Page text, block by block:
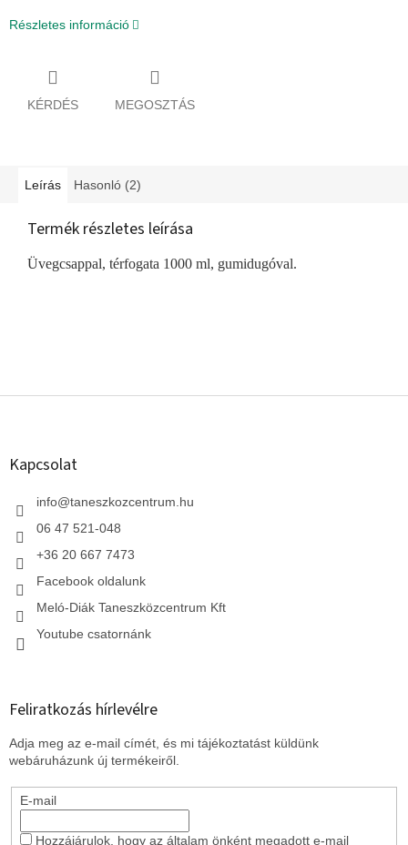
Részletes információ
KÉRDÉS MEGOSZTÁS
Leírás Hasonló (2)
Termék részletes leírása
Üvegcsappal, térfogata 1000 ml, gumidugóval.
L
Kapcsolat
info@taneszkozcentrum.hu
06 47 521-048
+36 20 667 7473
Facebook oldalunk
Meló-Diák Taneszközcentrum Kft
Youtube csatornánk
Feliratkozás hírlevélre
Adja meg az e-mail címét, és mi tájékoztatást küldünk
webáruházunk új termékeiről.
E-mail
Hozzájárulok, hogy az általam önként megadott e-mail